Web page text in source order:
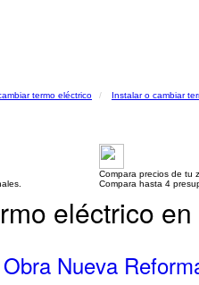
termo eléctrico Instalar o cambiar
Compara precios de tu
Compara hasta 4
eléctrico
Nueva